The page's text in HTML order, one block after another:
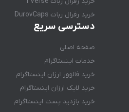
خرید رفرال ربات DurovCaps
دسترسی سریع
صفحه اصلی
خدمات اینستاگرام
خرید فالوور ارزان اینستاگرام
خرید لایک ارزان اینستاگرام
خرید بازدید پست اینستاگرام